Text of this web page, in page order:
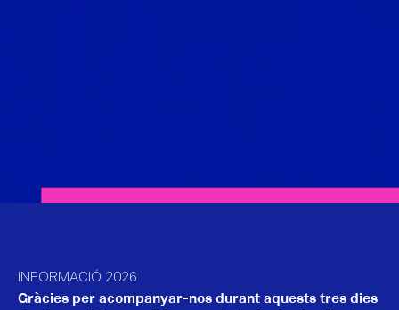
INFORMACIÓ 2026
Gràcies per acompanyar-nos durant aquests tres dies